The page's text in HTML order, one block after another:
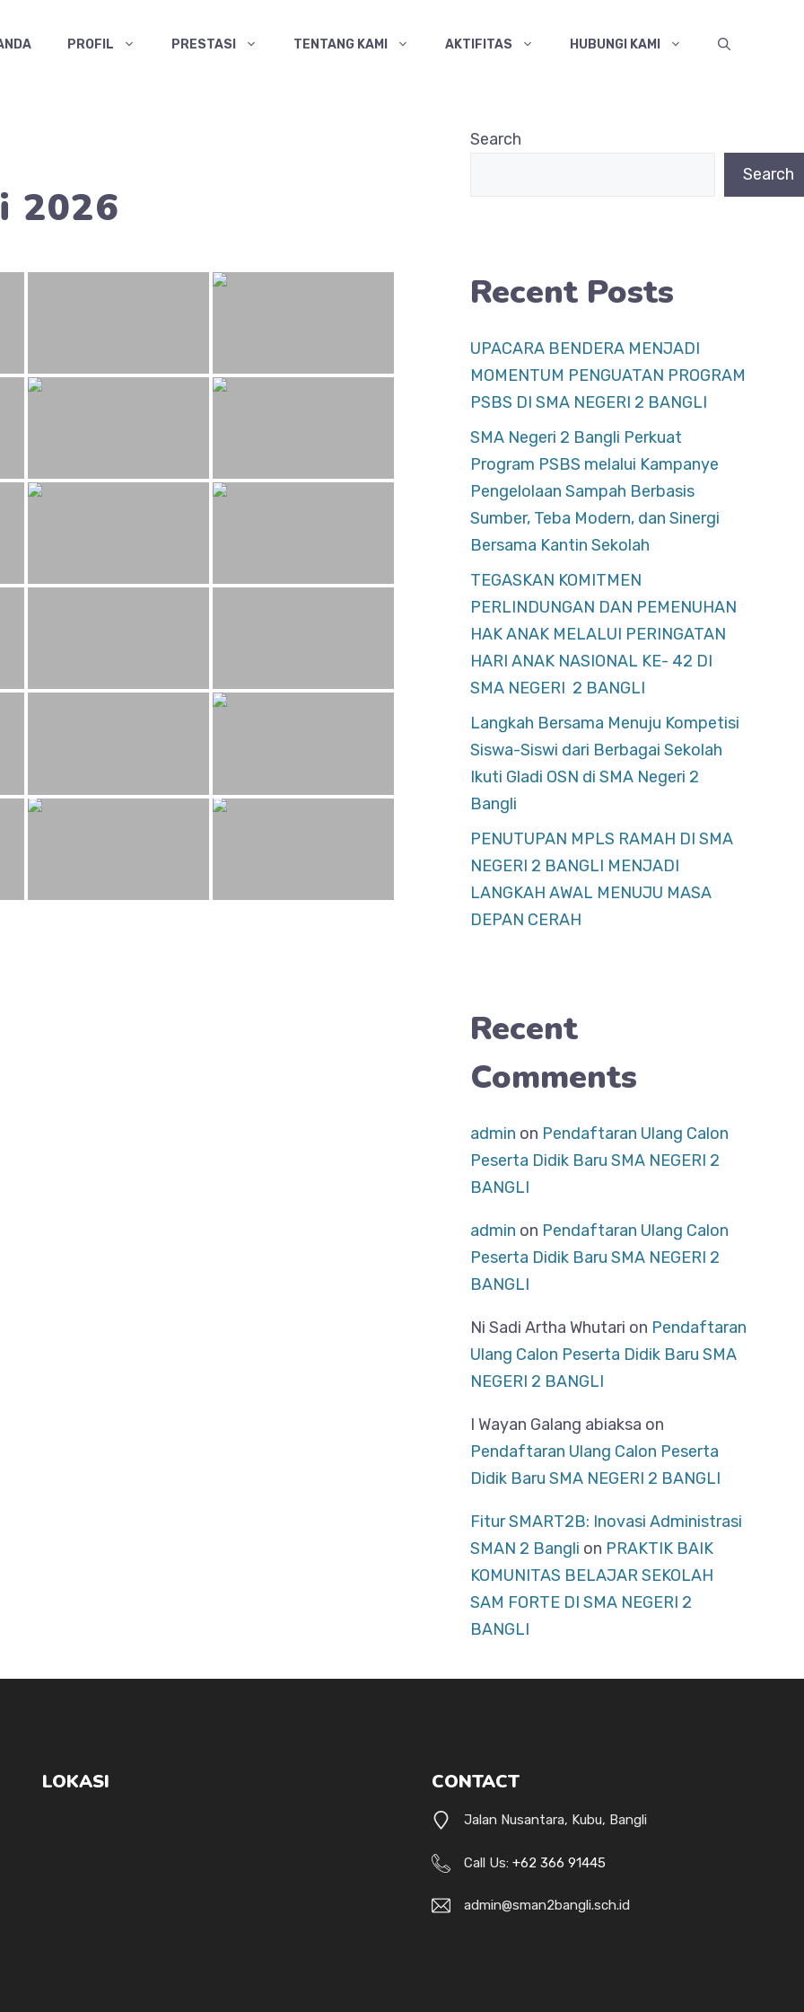
PROFIL PRESTASI TENTANG KAMI AKTIFITAS HUBUNGI KAMI
2026
Search
Search
Recent Posts
UPACARA BENDERA MENJADI
MOMENTUM PENGUATAN PROGRAM
PSBS DI SMA NEGERI 2 BANGLI
SMA Negeri 2 Bangli Perkuat
Program PSBS melalui Kampanye
Pengelolaan Sampah Berbasis
Sumber, Teba Modern, dan Sinergi
Bersama Kantin Sekolah
TEGASKAN KOMITMEN
PERLINDUNGAN DAN PEMENUHAN
HAK ANAK MELALUI PERINGATAN
HARI ANAK NASIONAL KE- 42 DI
SMA NEGERI 2 BANGLI
Langkah Bersama Menuju Kompetisi
Siswa-Siswi dari Berbagai Sekolah
Ikuti Gladi OSN di SMA Negeri 2
Bangli
PENUTUPAN MPLS RAMAH DI SMA
NEGERI 2 BANGLI MENJADI
LANGKAH AWAL MENUJU MASA
DEPAN CERAH
Recent
Comments
admin on Pendaftaran Ulang Calon
Peserta Didik Baru SMA NEGERI 2
BANGLI
admin on Pendaftaran Ulang Calon
Peserta Didik Baru SMA NEGERI 2
BANGLI
Ni Sadi Artha Whutari on Pendaftaran
Ulang Calon Peserta Didik Baru SMA
NEGERI 2 BANGLI
I Wayan Galang abiaksa on
Pendaftaran Ulang Calon Peserta
Didik Baru SMA NEGERI 2 BANGLI
Fitur SMART2B: Inovasi Administrasi
SMAN 2 Bangli on PRAKTIK BAIK
KOMUNITAS BELAJAR SEKOLAH
SAM FORTE DI SMA NEGERI 2
BANGLI
LOKASI CONTACT
Jalan Nusantara, Kubu, Bangli
Call Us: +62 366 91445
admin@sman2bangli.sch.id